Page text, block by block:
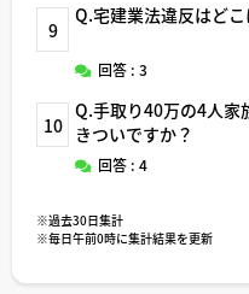
9
Q.宅建業法違反はど
回答 : 3
10
Q.手取り40万の4人家
きついですか？
回答 : 4
※過去30日集計
※毎日午前0時に集計結果を更新